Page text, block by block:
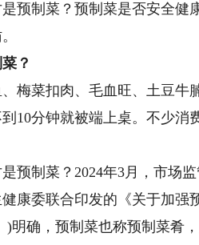
制菜？预制菜是否安全健
？
菜扣肉、毛血旺、土豆牛
10分钟就被端上桌。不少消
制菜？2024年3月，市场监
康委联合印发的《关于加强
)明确，预制菜也称预制菜肴